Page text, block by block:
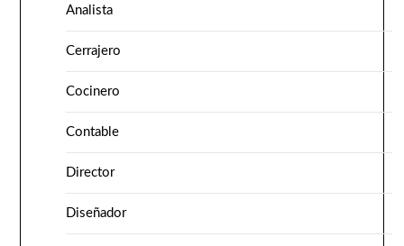
Analista
Cerrajero
Cocinero
Contable
Director
Diseñador